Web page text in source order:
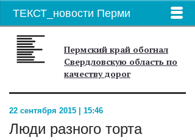
ТЕКСТ_новости Перми
Пермский край обогнал
Свердловскую область по
качеству дорог
22 сентября 2015 | 15:46
Люди разного торта